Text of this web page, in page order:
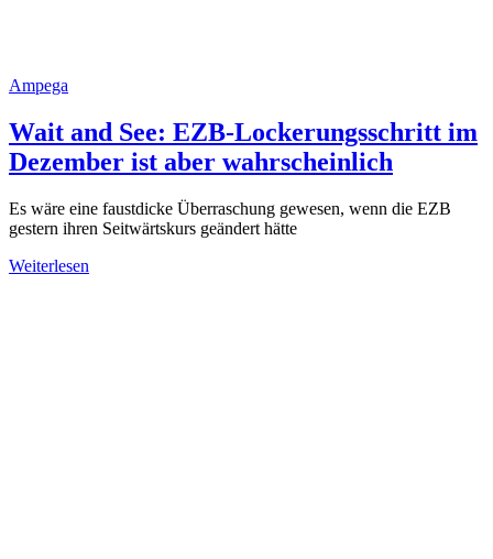
Ampega
Wait and See: EZB-Lockerungsschritt im
Dezember ist aber wahrscheinlich
Es wäre eine faustdicke Überraschung gewesen, wenn die EZB
gestern ihren Seitwärtskurs geändert hätte
Weiterlesen